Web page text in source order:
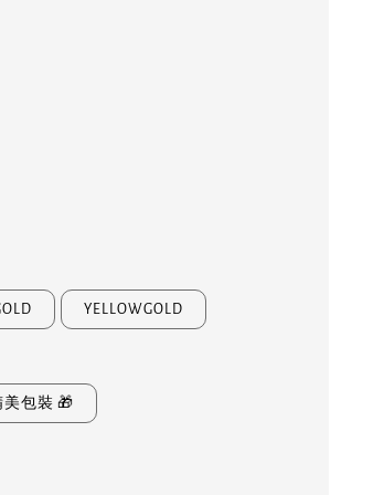
YELLOWGOLD
美包裝 🎁